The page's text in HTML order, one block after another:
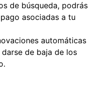
de búsqueda, podrás
asociadas a tu
automáticas
de baja de los